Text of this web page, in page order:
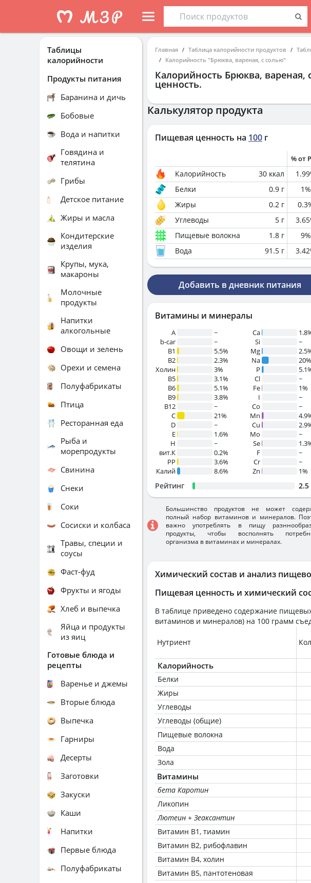
Главная Таблица калорийности продуктов
Калорийность "Брюква, вареная, с солью"
Калорийность Брюква, вареная,
ценность.
Химический состав и анализ
Пищевая ценность и химический
В таблице приведено содержание
витаминов и минералов) на 100 грамм
Нутриент
Калорийность
Белки
Жиры
Углеводы
Углеводы (общие)
Пищевые волокна
Вода
Зола
Витамины
бета Каротин
Ликопин
Лютеин + Зеаксантин
Витамин В1, тиамин
Витамин В2, рибофлавин
Витамин В4, холин
Витамин В5, пантотеновая
Калькулятор продукта
Пищевая ценность на 100 г
% от
Калорийность 30 ккал 1.99
Белки
0.9 г 1%
Жиры
0.2 г 0.3
Углеводы
5 г 3.65
Пищевые волокна
1.8 г 9%
Вода
91.5 г 3.42
Добавить в дневник питания
Витамины и минералы
A
~
b-car
~
В1
5.5%
B2
2.3%
Холин
3%
B5
3.1%
B6
5.1%
B9
3.8%
B12
~
C
21%
D
~
E
1.6%
H
~
вит.К
0.2%
PP
3.6%
Калий
8.6%
Ca
Si
~
Mg
Na
20%
P
Cl
~
Fe
1%
I
~
Co
~
Mn
Cu
Mo
~
Se
F
~
Cr
~
Zn
1%
Рейтинг 2.5
Большинство продуктов не может
полный набор витаминов и минералов.
важно употреблять в пищу
продукты, чтобы восполнять
организма в витаминах и минералах.
Таблицы
калорийности
Продукты питания
Баранина и дичь
Бобовые
Вода и напитки
Говядина и
телятина
Грибы
Детское питание
Жиры и масла
Кондитерские
изделия
Крупы, мука,
макароны
Молочные
продукты
Напитки
алкогольные
Овощи и зелень
Орехи и семена
Полуфабрикаты
Птица
Ресторанная еда
Рыба и
морепродукты
Свинина
Снеки
Соки
Сосиски и колбаса
Травы, специи и
соусы
Фаст-фуд
Фрукты и ягоды
Хлеб и выпечка
Яйца и продукты
из яиц
Готовые блюда и
рецепты
Варенье и джемы
Вторые блюда
Выпечка
Гарниры
Десерты
Заготовки
Закуски
Каши
Напитки
Первые блюда
Полуфабрикаты